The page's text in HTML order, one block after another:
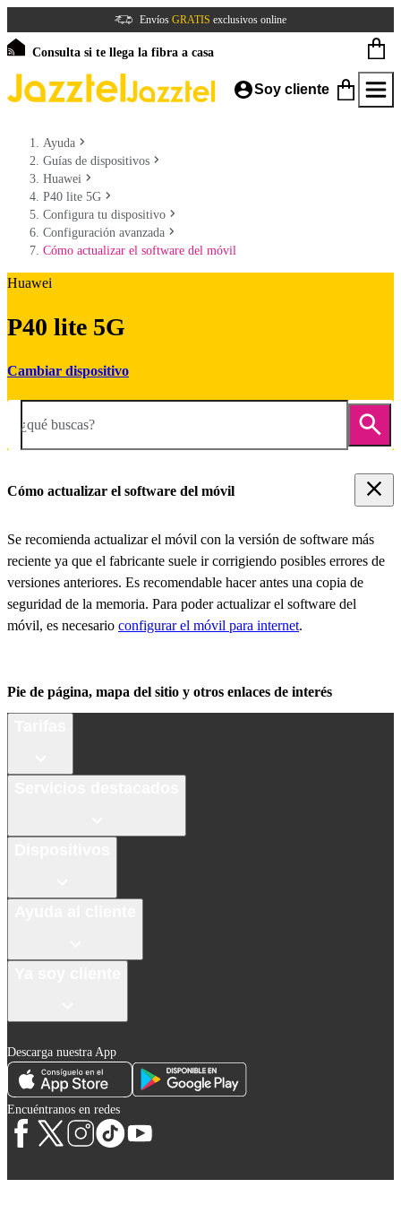
Envíos GRATIS exclusivos online
Consulta si te llega la fibra a casa
Soy cliente
Ayuda
Guías de dispositivos
Huawei
P40 lite 5G
Configura tu dispositivo
Configuración avanzada
Cómo actualizar el software del móvil
Huawei
P40 lite 5G
Cambiar dispositivo
¿qué buscas?
Cómo actualizar el software del móvil
Se recomienda actualizar el móvil con la versión de software más
reciente ya que el fabricante suele ir corrigiendo posibles errores de
versiones anteriores. Es recomendable hacer antes una copia de
seguridad de la memoria. Para poder actualizar el software del
móvil, es necesario configurar el móvil para internet.
Pie de página, mapa del sitio y otros enlaces de interés
Descarga nuestra App
Encuéntranos en redes